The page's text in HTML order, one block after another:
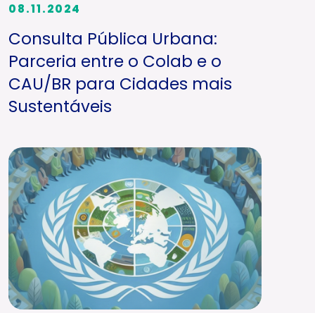
08.11.2024
Consulta Pública Urbana:
Parceria entre o Colab e o
CAU/BR para Cidades mais
Sustentáveis